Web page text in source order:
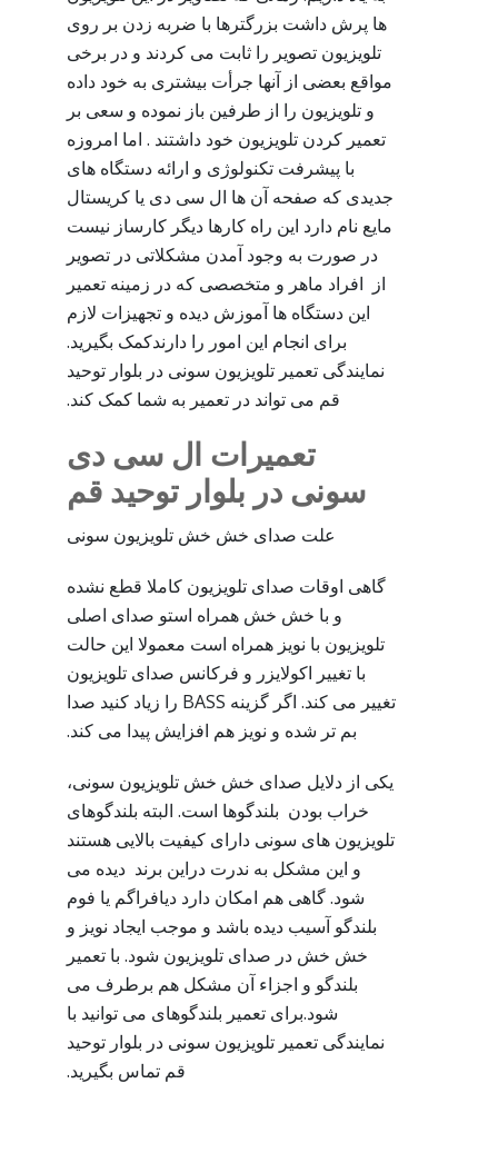
ها پرش داشت بزرگترها با ضربه زدن بر روی
تلویزیون تصویر را ثابت می کردند و در برخی
مواقع بعضی از آنها جرأت بیشتری به خود داده
و تلویزیون را از طرفین باز نموده و سعی بر
تعمیر کردن تلویزیون خود داشتند . اما امروزه
با پیشرفت تکنولوژی و ارائه دستگاه های
جدیدی که صفحه آن ها ال سی دی یا کریستال
مایع نام دارد این راه کارها دیگر کارساز نیست
در صورت به وجود آمدن مشکلاتی در تصویر
از افراد ماهر و متخصصی که در زمینه تعمیر
این دستگاه ها آموزش دیده و تجهیزات لازم
برای انجام این امور را دارندکمک بگیرید.
نمایندگی تعمیر تلویزیون سونی در بلوار توحید
قم می تواند در تعمیر به شما کمک کند.
تعمیرات ال سی دی
سونی در بلوار توحید قم
علت صدای خش خش تلویزیون سونی
گاهی اوقات صدای تلویزیون کاملا قطع نشده
و با خش خش همراه استو صدای اصلی
تلویزیون با نویز همراه است معمولا این حالت
با تغییر اکولایزر و فرکانس صدای تلویزیون
تغییر می کند. اگر گزینه BASS را زیاد کنید صدا
بم تر شده و نویز هم افزایش پیدا می کند.
یکی از دلایل صدای خش خش تلویزیون سونی،
خراب بودن بلندگوها است. البته بلندگوهای
تلویزیون های سونی دارای کیفیت بالایی هستند
و این مشکل به ندرت دراین برند دیده می
شود. گاهی هم امکان دارد دیافراگم یا فوم
بلندگو آسیب دیده باشد و موجب ایجاد نویز و
خش خش در صدای تلویزیون شود. با تعمیر
بلندگو و اجزاء آن مشکل هم برطرف می
شود.برای تعمیر بلندگوهای می توانید با
نمایندگی تعمیر تلویزیون سونی در بلوار توحید
قم تماس بگیرید.